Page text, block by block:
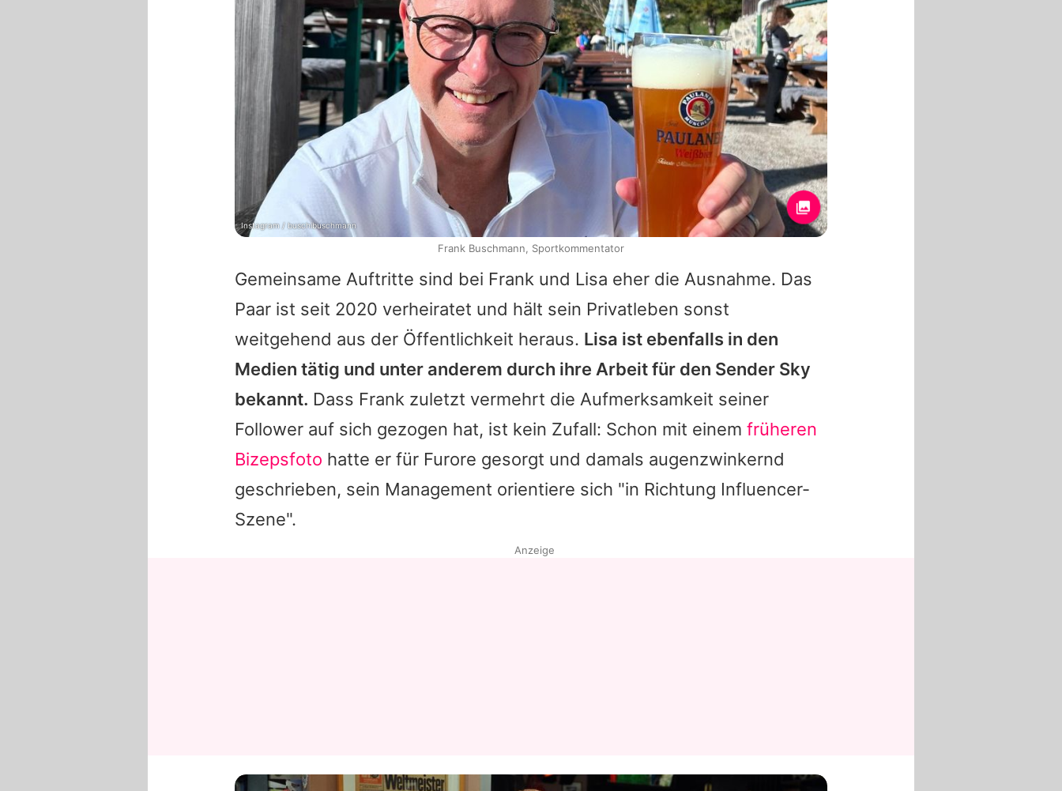
Gemeinsame Auftritte sind bei Frank und Lisa eher die Ausnahme. Das
Paar ist seit 2020 verheiratet und hält sein Privatleben sonst
weitgehend aus der Öffentlichkeit heraus. Lisa ist ebenfalls in den
Medien tätig und unter anderem durch ihre Arbeit für den Sender Sky
bekannt. Dass Frank zuletzt vermehrt die Aufmerksamkeit seiner
Follower auf sich gezogen hat, ist kein Zufall: Schon mit einem früheren
Bizepsfoto hatte er für Furore gesorgt und damals augenzwinkernd
geschrieben, sein Management orientiere sich "in Richtung Influencer-
Szene".
Instagram / buschibuschmann
Frank Buschmann, Sportkommentator
Anzeige